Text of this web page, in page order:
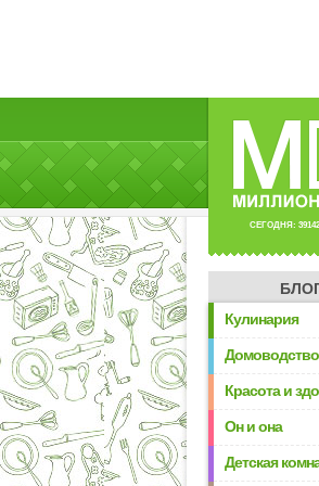
СЕГОДНЯ:
Кулинария
Домоводство
Красота и
Он и она
Детская